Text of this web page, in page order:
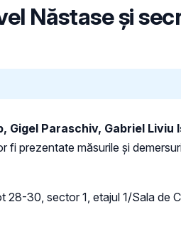
Năstase și
, Gigel Paraschiv, Gabriel Liviu
fi prezentate măsurile și
28-30, sector 1, etajul 1/Sala de